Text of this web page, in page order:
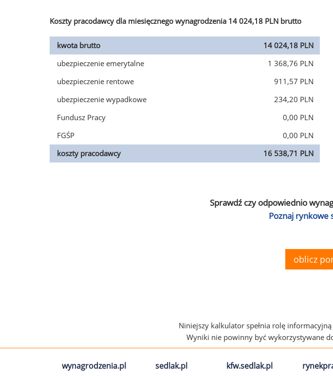
Koszty pracodawcy dla miesięcznego wynagrodzenia 14 024,18 PLN brutto
kwota brutto
14 024,18 PLN
ubezpieczenie emerytalne
1 368,76 PLN
ubezpieczenie rentowe
911,57 PLN
ubezpieczenie wypadkowe
234,20 PLN
Fundusz Pracy
0,00 PLN
FGŚP
0,00 PLN
koszty pracodawcy
16 538,71 PLN
Sprawdź czy odpowiednio
Poznaj rynkowe
oblicz
Niniejszy kalkulator spełnia rolę
Wyniki nie powinny być wykorzystywane
wynagrodzenia.pl sedlak.pl kfw.sedlak.pl